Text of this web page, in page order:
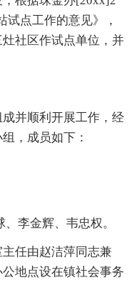
点工作的意见》，
社区作试点单位，并
并顺利开展工作，经
，成员如下：
李金辉、韦忠权。
任由赵洁萍同志兼
地点设在镇社会事务